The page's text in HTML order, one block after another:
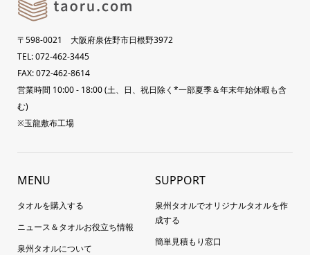
〒598-0021 大阪府泉佐野市日根野3972
TEL: 072-462-3445
FAX: 072-462-8614
営業時間 10:00 - 18:00 (土、日、祝日除く*一部夏季＆年末年始休暇も含
む)
※玉龍敷布工場
MENU
タオルを購入する
ニュース＆タオルお役立ち情報
泉州タオルについて
SUPPORT
泉州タオルでオリジナルタオルを作
成する
簡単見積もり窓口